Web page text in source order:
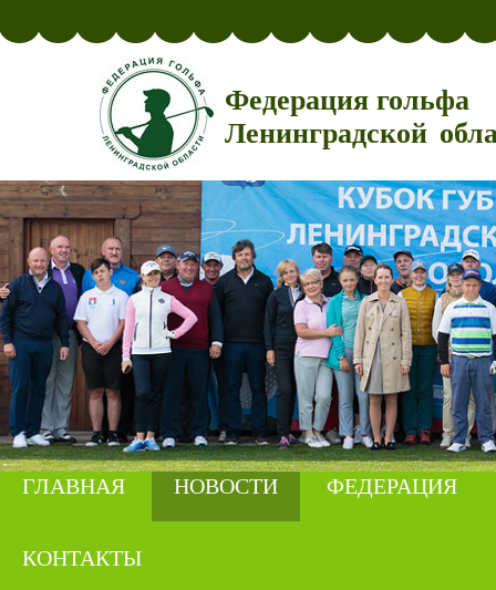
Федерация гольфа
Ленинградской
ГЛАВНАЯ НОВОСТИ ФЕДЕРАЦИЯ
КОНТАКТЫ